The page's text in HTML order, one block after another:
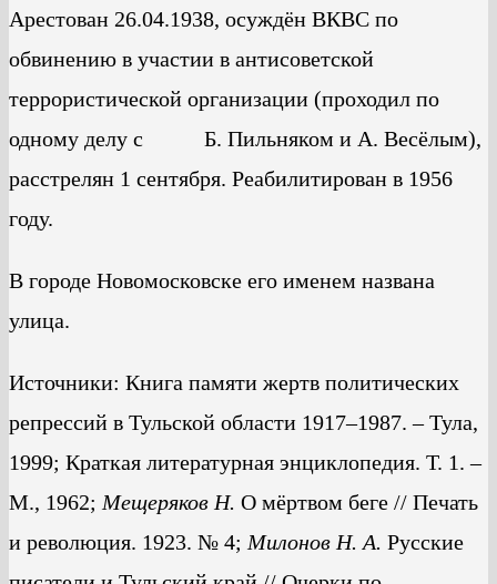
Арестован 26.04.1938, осуждён ВКВС по
обвинению в участии в антисоветской
террористической организации (проходил по
одному делу с Б. Пильняком и А. Весёлым),
расстрелян 1 сентября. Реабилитирован в 1956
году.
В городе Новомосковске его именем названа
улица.
Источники: Книга памяти жертв политических
репрессий в Тульской области 1917–1987. – Тула,
1999; Краткая литературная энциклопедия. Т. 1. –
М., 1962; Мещеряков Н. О мёртвом беге // Печать
и революция. 1923. № 4; Милонов Н. А. Русские